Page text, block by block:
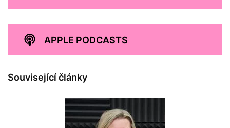
APPLE PODCASTS
Související články